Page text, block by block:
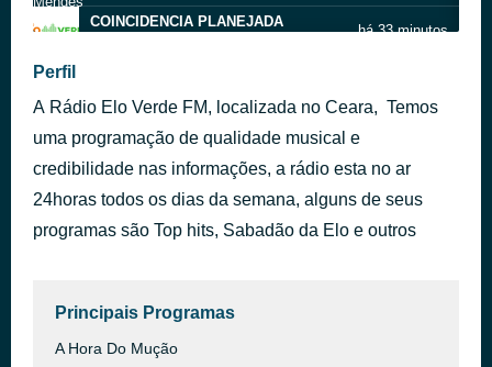
COINCIDENCIA PLANEJADA
há 33 minutos
Desde as estrelas
Planta & Raiz
Sete simpatias pra ganhar o seu amor
Falamansa
há 48 minutos
Take Me to Church
Hozier
Perfil
A Rádio Elo Verde FM, localizada no Ceara, Temos
uma programação de qualidade musical e
credibilidade nas informações, a rádio esta no ar
24horas todos os dias da semana, alguns de seus
programas são Top hits, Sabadão da Elo e outros
Principais Programas
A Hora Do Mução